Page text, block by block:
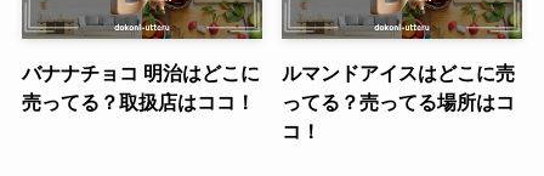
バナナチョコ 明治はどこに
売ってる？取扱店はココ！
ルマンドアイスはどこに売
ってる？売ってる場所はコ
コ！